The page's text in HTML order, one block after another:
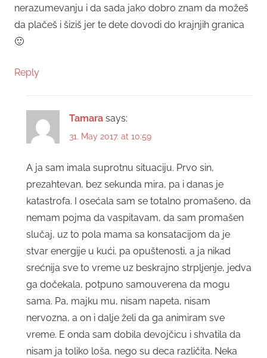
nerazumevanju i da sada jako dobro znam da možeš
da plačeš i šiziš jer te dete dovodi do krajnjih granica
🙂
Reply
Tamara says:
31. May 2017. at 10:59
A ja sam imala suprotnu situaciju. Prvo sin,
prezahtevan, bez sekunda mira, pa i danas je
katastrofa. I osećala sam se totalno promašeno, da
nemam pojma da vaspitavam, da sam promašen
slučaj, uz to pola mama sa konsatacijom da je
stvar energije u kući, pa opuštenosti, a ja nikad
srećnija sve to vreme uz beskrajno strpljenje, jedva
ga dočekala, potpuno samouverena da mogu
sama. Pa, majku mu, nisam napeta, nisam
nervozna, a on i dalje želi da ga animiram sve
vreme. E onda sam dobila devojčicu i shvatila da
nisam ja toliko loša, nego su deca različita. Neka